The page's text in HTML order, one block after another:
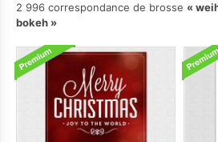
2 996 correspondance de brosse
bokeh